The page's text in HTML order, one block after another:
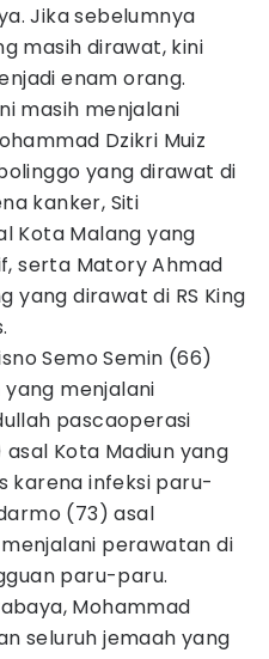
Jika sebelumnya
masih dirawat, kini
enam orang.
masih menjalani
Dzikri Muiz
yang dirawat di
kanker, Siti
Kota Malang yang
serta Matory Ahmad
yang dirawat di RS King
Semo Semin (66)
menjalani
pascaoperasi
Kota Madiun yang
karena infeksi paru-
(73) asal
perawatan di
paru-paru.
Mohammad
seluruh jemaah yang